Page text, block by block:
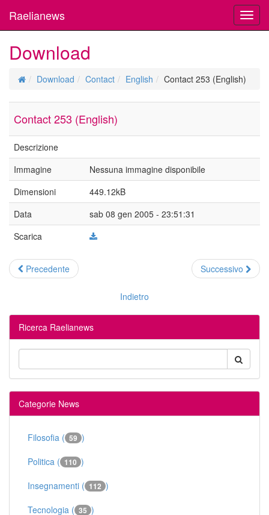
Raelianews
Download
Download Contact English Contact 253 (English)
Contact 253 (English)
Descrizione
Immagine
Nessuna immagine disponibile
Dimensioni
449.12kB
Data
sab 08 gen 2005 - 23:51:31
Scarica
Precedente Successivo
Indietro
Ricerca Raelianews
Categorie News
Filosofia ( 59 )
Politica ( 110 )
Insegnamenti ( 112 )
Tecnologia ( 35 )